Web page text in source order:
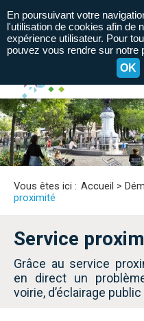
Vous êtes ici : Accueil >
proximité
Service
Grâce au service
en direct un
voirie, d’éclairage
En poursuivant votre
l'utilisation de cookies afin de
expérience utilisateur. Pour
pouvez vous rendre sur notre
OK